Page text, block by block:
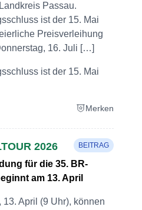
Passau.
ist der 15. Mai
Preisverleihung
16. Juli […]
ist der 15. Mai
Merken
2026 BEITRAG
für die 35. BR-
am 13. April
13. April (9 Uhr), können